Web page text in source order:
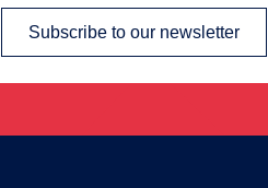
Subscribe to our newsletter